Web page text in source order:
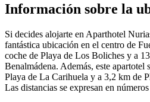
Información sobre la
Si decides alojarte en Aparthotel
fantástica ubicación en el centro de
coche de Playa de Los Boliches y a
Benalmádena. Además, este apartotel
Playa de La Carihuela y a 3,2 km de
Las distancias se expresan en